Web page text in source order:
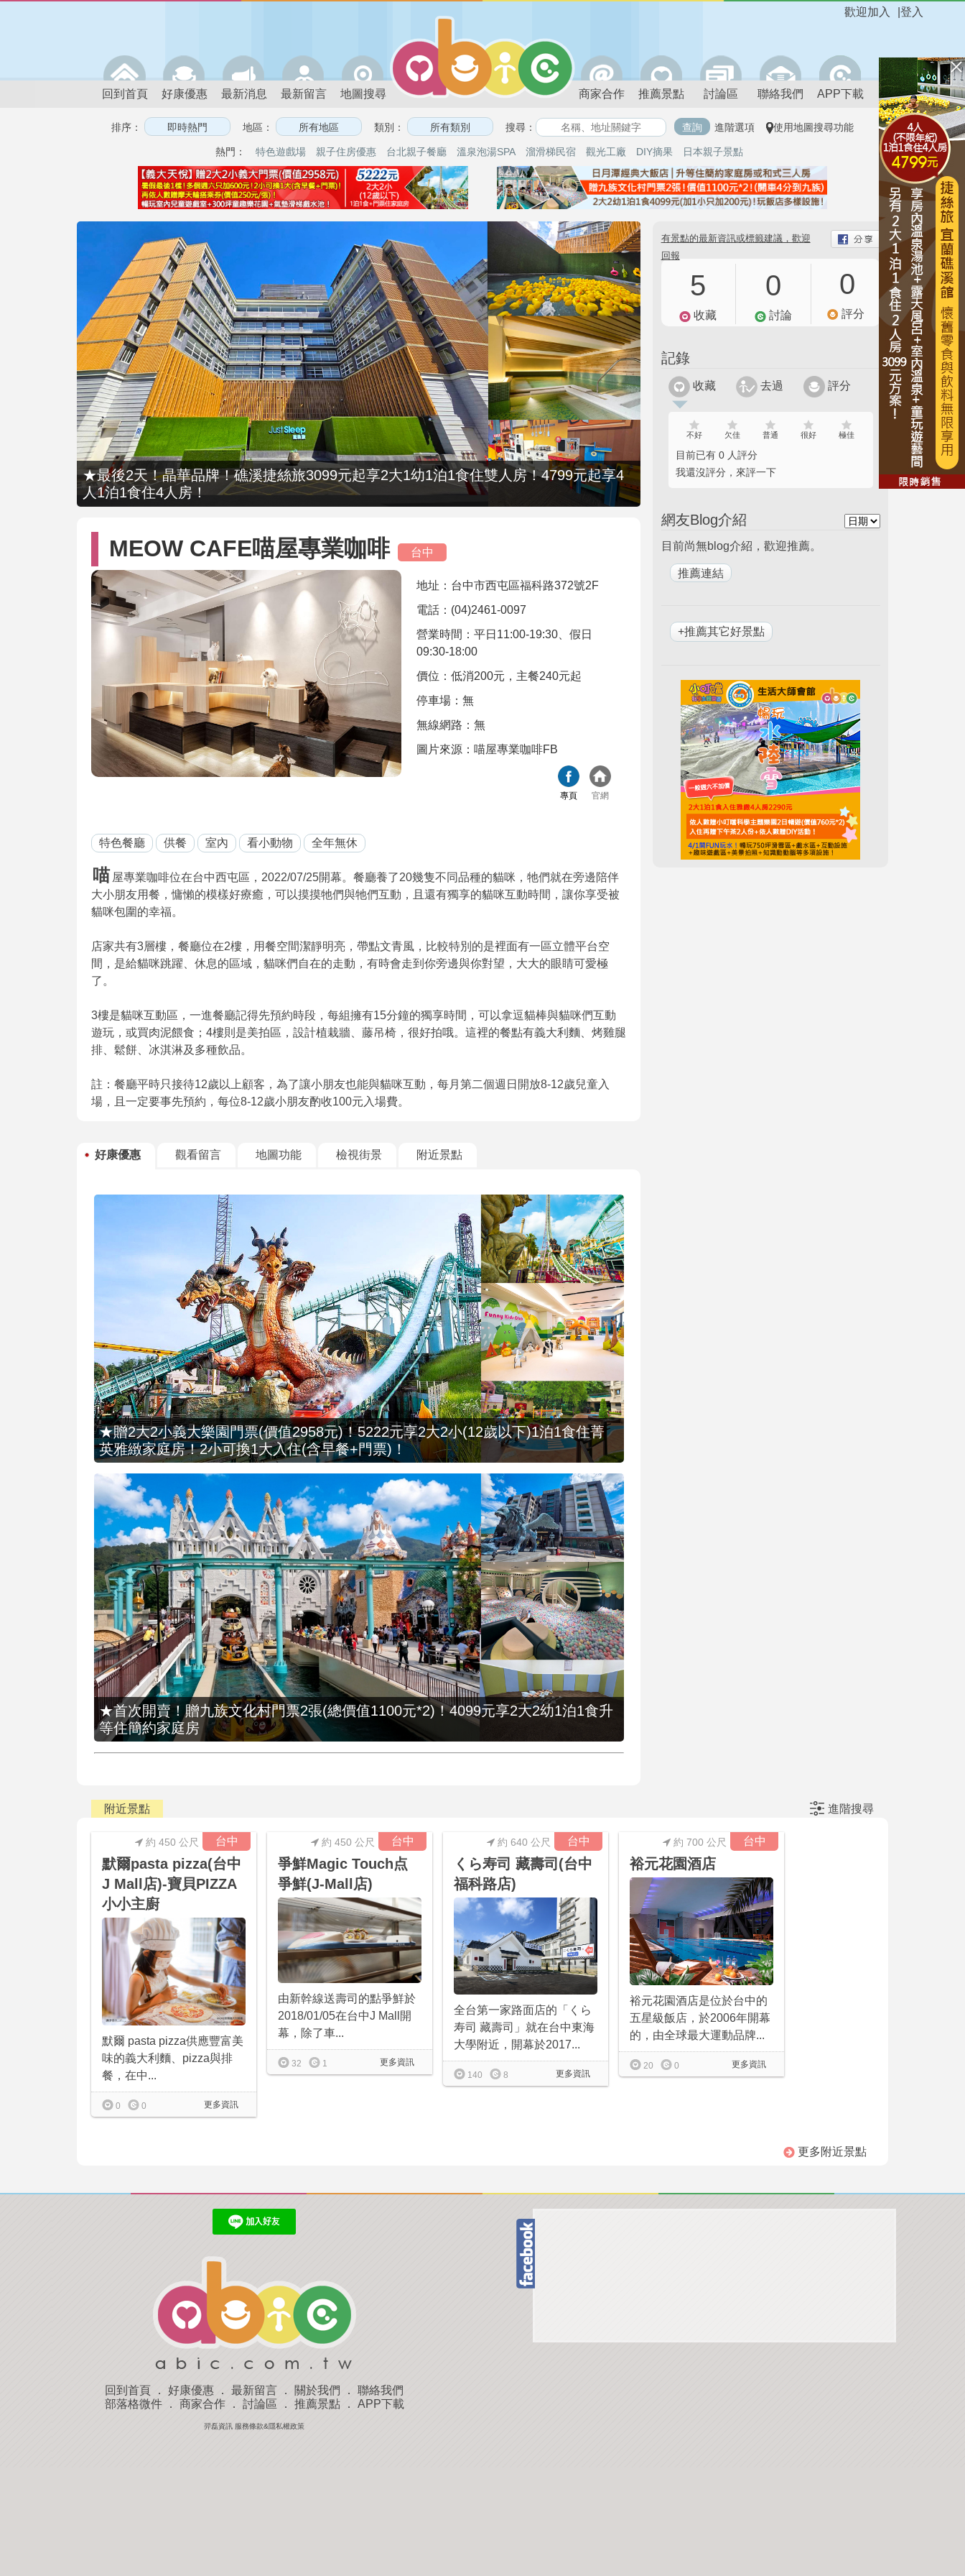
登入
歡迎加入
回到首頁 好康優惠 最新消息 最新留言 地圖搜尋 商家合作 推薦景點 討論區 聯絡我們 APP下載
排序： 地區： 類別： 搜尋： 進階選項 使用地圖搜尋功能
熱門： 特色遊戲場 親子住房優惠 台北親子餐廳 溫泉泡湯SPA 溜滑梯民宿 觀光工廠 DIY摘果 日本親子景點
★最後2天！晶華品牌！礁溪捷絲旅3099元起享2大1幼1泊1食住雙人房！4799元起享4
人1泊1食住4人房！
MEOW CAFE喵屋專業咖啡 台中
地址：台中市西屯區福科路372號2F
電話：(04)2461-0097
營業時間：平日11:00-19:30、假日
09:30-18:00
價位：低消200元，主餐240元起
停車場：無
無線網路：無
圖片來源：喵屋專業咖啡FB
專頁 官網
特色餐廳 供餐 室內 看小動物 全年無休
喵 屋專業咖啡位在台中西屯區，2022/07/25開幕。餐廳養了20幾隻不同品種的貓咪，牠們就在旁邊陪伴
大小朋友用餐，慵懶的模樣好療癒，可以摸摸牠們與牠們互動，且還有獨享的貓咪互動時間，讓你享受被
貓咪包圍的幸福。
店家共有3層樓，餐廳位在2樓，用餐空間潔靜明亮，帶點文青風，比較特別的是裡面有一區立體平台空
間，是給貓咪跳躍、休息的區域，貓咪們自在的走動，有時會走到你旁邊與你對望，大大的眼睛可愛極
了。
3樓是貓咪互動區，一進餐廳記得先預約時段，每組擁有15分鐘的獨享時間，可以拿逗貓棒與貓咪們互動
遊玩，或買肉泥餵食；4樓則是美拍區，設計植栽牆、藤吊椅，很好拍哦。這裡的餐點有義大利麵、烤雞腿
排、鬆餅、冰淇淋及多種飲品。
註：餐廳平時只接待12歲以上顧客，為了讓小朋友也能與貓咪互動，每月第二個週日開放8-12歲兒童入
場，且一定要事先預約，每位8-12歲小朋友酌收100元入場費。
好康優惠 觀看留言 地圖功能 檢視街景 附近景點
★贈2大2小義大樂園門票(價值2958元)！5222元享2大2小(12歲以下)1泊1食住菁
英雅緻家庭房！2小可換1大入住(含早餐+門票)！
★首次開賣！贈九族文化村門票2張(總價值1100元*2)！4099元享2大2幼1泊1食升
等住簡約家庭房
有景點的最新資訊或標籤建議，歡迎
回報
5
收藏
0
討論
0
評分
記錄
收藏 去過 評分
不好 欠佳 普通 很好 極佳
目前已有 0 人評分
我還沒評分，來評一下
網友Blog介紹
目前尚無blog介紹，歡迎推薦。
+推薦其它好景點
附近景點 進階搜尋
台中
約 450 公尺
默爾pasta pizza(台中
J Mall店)-寶貝PIZZA
小小主廚
默爾 pasta pizza供應豐富美
味的義大利麵、pizza與排
餐，在中...
更多資訊
0 0
台中
約 450 公尺
爭鮮Magic Touch点
爭鮮(J-Mall店)
由新幹線送壽司的點爭鮮於
2018/01/05在台中J Mall開
幕，除了車...
更多資訊
32 1
台中
約 640 公尺
くら寿司 藏壽司(台中
福科路店)
全台第一家路面店的「くら
寿司 藏壽司」就在台中東海
大學附近，開幕於2017...
更多資訊
140 8
台中
約 700 公尺
裕元花園酒店
裕元花園酒店是位於台中的
五星級飯店，於2006年開幕
的，由全球最大運動品牌...
更多資訊
20 0
更多附近景點
回到首頁 ． 好康優惠 ． 最新留言 ． 關於我們 ． 聯絡我們
部落格微件． 商家合作． 討論區 ． 推薦景點． APP下載
羿磊資訊 服務條款&隱私權政策